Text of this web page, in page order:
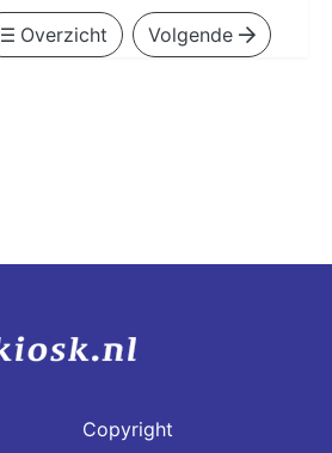
Overzicht Volgende
Copyright